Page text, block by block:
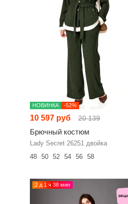
НОВИНКА -52%
10 597 руб 20 139
Брючный костюм
Lady Secret 26251 двойка
48 50 52 54 56 58
2 д 1 ч 38 мин